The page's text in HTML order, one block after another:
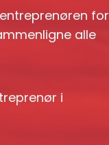
for
alle
i